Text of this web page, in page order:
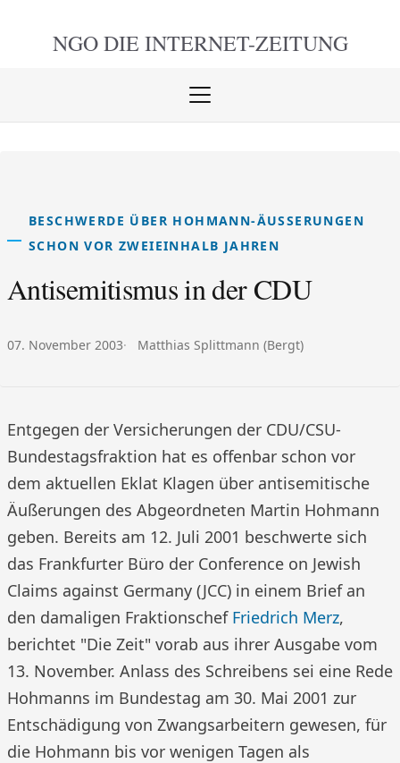
NGO DIE INTERNET-ZEITUNG
Menü
BESCHWERDE ÜBER HOHMANN-ÄUSSERUNGEN S
CHON VOR ZWEIEINHALB JAHREN
Antisemitismus in der CDU
Veröffentlicht am:
07. November 2003 Autor:
Matthias Splittmann (Bergt)
Entgegen der Versicherungen der CDU/CSU-
Bundestagsfraktion hat es offenbar schon vor
dem aktuellen Eklat Klagen über antisemitische
Äußerungen des Abgeordneten Martin Hohmann
geben. Bereits am 12. Juli 2001 beschwerte sich
das Frankfurter Büro der Conference on Jewish
Claims against Germany (JCC) in einem Brief an
den damaligen Fraktionschef Friedrich Merz,
berichtet "Die Zeit" vorab aus ihrer Ausgabe vom
13. November. Anlass des Schreibens sei eine Rede
Hohmanns im Bundestag am 30. Mai 2001 zur
Entschädigung von Zwangsarbeitern gewesen, für
die Hohmann bis vor wenigen Tagen als